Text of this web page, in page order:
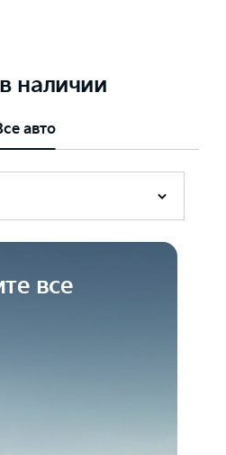
наличии
авто
все